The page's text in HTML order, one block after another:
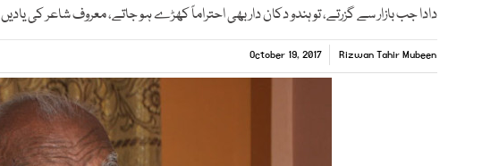
دادا جب بازار سے گزرتے، تو ہندو دکان دار بھی احتراماً کھڑے ہو جاتے، معروف شاعر کی یادیں
Rizwan Tahir Mubeen
October 19, 2017